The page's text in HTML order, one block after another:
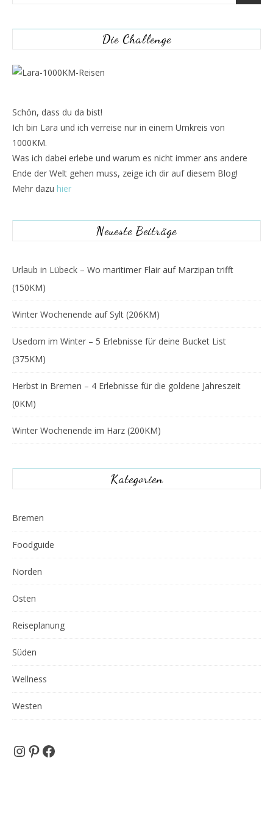
Die Challenge
Schön, dass du da bist!
Ich bin Lara und ich verreise nur in einem Umkreis von
1000KM.
Was ich dabei erlebe und warum es nicht immer ans andere
Ende der Welt gehen muss, zeige ich dir auf diesem Blog!
Mehr dazu hier
Neueste Beiträge
Urlaub in Lübeck – Wo maritimer Flair auf Marzipan trifft
(150KM)
Winter Wochenende auf Sylt (206KM)
Usedom im Winter – 5 Erlebnisse für deine Bucket List
(375KM)
Herbst in Bremen – 4 Erlebnisse für die goldene Jahreszeit
(0KM)
Winter Wochenende im Harz (200KM)
Kategorien
Bremen
Foodguide
Norden
Osten
Reiseplanung
Süden
Wellness
Westen
Instagram
Pinterest
Facebook